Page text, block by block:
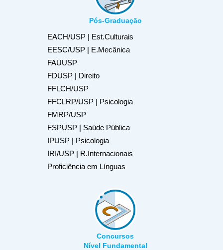
Pós-Graduação
EACH/USP | Est.Culturais
EESC/USP | E.Mecânica
FAUUSP
FDUSP | Direito
FFLCH/USP
FFCLRP/USP | Psicologia
FMRP/USP
FSPUSP | Saúde Pública
IPUSP | Psicologia
IRI/USP | R.Internacionais
Proficiência em Línguas
Concursos
Nível Fundamental